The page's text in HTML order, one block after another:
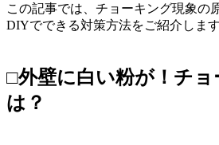
この記事では、チョーキング現象の
DIYでできる対策方法をご紹介します
□外壁に白い粉が！チョ
は？